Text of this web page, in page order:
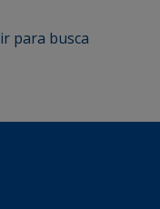
ir para busca